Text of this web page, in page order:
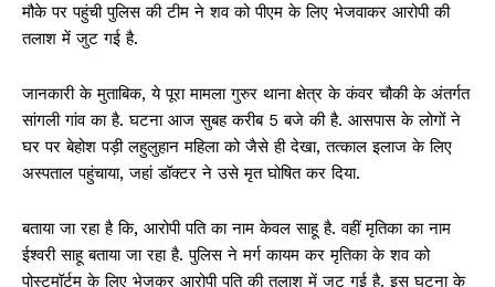
मौके पर पहुंची पुलिस की टीम ने शव को पीएम के लिए भेजवाकर आरोपी की
तलाश में जुट गई है.
जानकारी के मुताबिक, ये पूरा मामला गुरुर थाना क्षेत्र के कंवर चौकी के अंतर्गत
सांगली गांव का है. घटना आज सुबह करीब 5 बजे की है. आसपास के लोगों ने
घर पर बेहोश पड़ी लहुलुहान महिला को जैसे ही देखा, तत्काल इलाज के लिए
अस्पताल पहुंचाया, जहां डॉक्टर ने उसे मृत घोषित कर दिया.
बताया जा रहा है कि, आरोपी पति का नाम केवल साहू है. वहीं मृतिका का नाम
ईश्वरी साहू बताया जा रहा है. पुलिस ने मर्ग कायम कर मृतिका के शव को
पोस्टमॉर्टम के लिए भेजकर आरोपी पति की तलाश में जुट गई है. इस घटना के